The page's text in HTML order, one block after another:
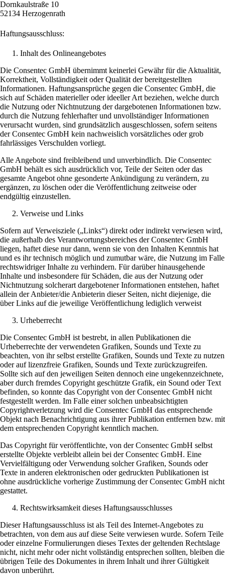
Dornkaulstraße 10
52134 Herzogenrath
Haftungsausschluss:
Inhalt des Onlineangebotes
Die Consentec GmbH übernimmt keinerlei Gewähr für die Aktualität,
Korrektheit, Vollständigkeit oder Qualität der bereitgestellten
Informationen. Haftungsansprüche gegen die Consentec GmbH, die
sich auf Schäden materieller oder ideeller Art beziehen, welche durch
die Nutzung oder Nichtnutzung der dargebotenen Informationen bzw.
durch die Nutzung fehlerhafter und unvollständiger Informationen
verursacht wurden, sind grundsätzlich ausgeschlossen, sofern seitens
der Consentec GmbH kein nachweislich vorsätzliches oder grob
fahrlässiges Verschulden vorliegt.
Alle Angebote sind freibleibend und unverbindlich. Die Consentec
GmbH behält es sich ausdrücklich vor, Teile der Seiten oder das
gesamte Angebot ohne gesonderte Ankündigung zu verändern, zu
ergänzen, zu löschen oder die Veröffentlichung zeitweise oder
endgültig einzustellen.
Verweise und Links
Sofern auf Verweisziele („Links“) direkt oder indirekt verwiesen wird,
die außerhalb des Verantwortungsbereiches der Consentec GmbH
liegen, haftet diese nur dann, wenn sie von den Inhalten Kenntnis hat
und es ihr technisch möglich und zumutbar wäre, die Nutzung im Falle
rechtswidriger Inhalte zu verhindern. Für darüber hinausgehende
Inhalte und insbesondere für Schäden, die aus der Nutzung oder
Nichtnutzung solcherart dargebotener Informationen entstehen, haftet
allein der Anbieter/die Anbieterin dieser Seiten, nicht diejenige, die
über Links auf die jeweilige Veröffentlichung lediglich verweist
Urheberrecht
Die Consentec GmbH ist bestrebt, in allen Publikationen die
Urheberrechte der verwendeten Grafiken, Sounds und Texte zu
beachten, von ihr selbst erstellte Grafiken, Sounds und Texte zu nutzen
oder auf lizenzfreie Grafiken, Sounds und Texte zurückzugreifen.
Sollte sich auf den jeweiligen Seiten dennoch eine ungekennzeichnete,
aber durch fremdes Copyright geschützte Grafik, ein Sound oder Text
befinden, so konnte das Copyright von der Consentec GmbH nicht
festgestellt werden. Im Falle einer solchen unbeabsichtigten
Copyrightverletzung wird die Consentec GmbH das entsprechende
Objekt nach Benachrichtigung aus ihrer Publikation entfernen bzw. mit
dem entsprechenden Copyright kenntlich machen.
Das Copyright für veröffentlichte, von der Consentec GmbH selbst
erstellte Objekte verbleibt allein bei der Consentec GmbH. Eine
Vervielfältigung oder Verwendung solcher Grafiken, Sounds oder
Texte in anderen elektronischen oder gedruckten Publikationen ist
ohne ausdrückliche vorherige Zustimmung der Consentec GmbH nicht
gestattet.
Rechtswirksamkeit dieses Haftungsausschlusses
Dieser Haftungsausschluss ist als Teil des Internet-Angebotes zu
betrachten, von dem aus auf diese Seite verwiesen wurde. Sofern Teile
oder einzelne Formulierungen dieses Textes der geltenden Rechtslage
nicht, nicht mehr oder nicht vollständig entsprechen sollten, bleiben die
übrigen Teile des Dokumentes in ihrem Inhalt und ihrer Gültigkeit
davon unberührt.